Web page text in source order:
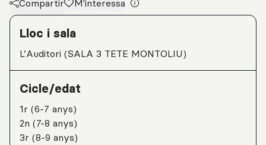
Compartir
M'interessa
Detalls de l'activitat
Lloc i sala
L’Auditori (SALA 3 TETE MONTOLIU)
Cicle/edat
1r (6-7 anys)
2n (7-8 anys)
3r (8-9 anys)